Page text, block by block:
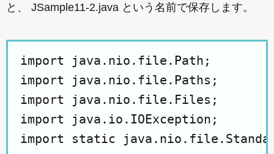
と、 JSample11-2.java という名前で保存します。
import java.nio.file.Path;
import java.nio.file.Paths;
import java.nio.file.Files;
import java.io.IOException;
import static